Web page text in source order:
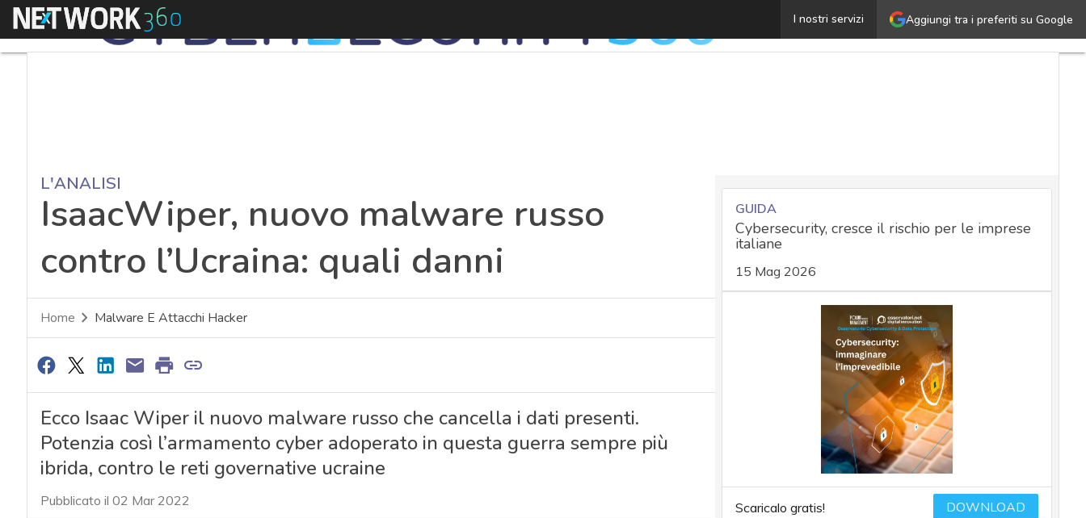
Aggiungi tra i preferiti su Google
I nostri servizi
Menu IsaacWiper, nuovo malware russo contro l’Ucraina:
L'ANALISI
IsaacWiper, nuovo malware russo
contro l’Ucraina: quali danni
Home Malware E Attacchi Hacker
Ecco Isaac Wiper il nuovo malware russo che cancella i dati presenti.
Potenzia così l’armamento cyber adoperato in questa guerra sempre più
ibrida, contro le reti governative ucraine
Pubblicato il 02 Mar 2022
GUIDA
Cybersecurity, cresce il rischio per le imprese
italiane
15 Mag 2026
Scaricalo gratis! DOWNLOAD